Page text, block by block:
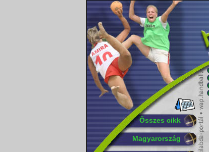
Összes cikk
Magyarország